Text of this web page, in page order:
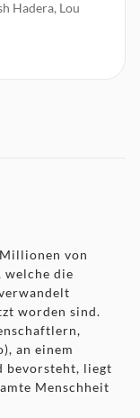
Hadera, Lou
von
welche die
worden sind.
an einem
bevorsteht, liegt
Menschheit